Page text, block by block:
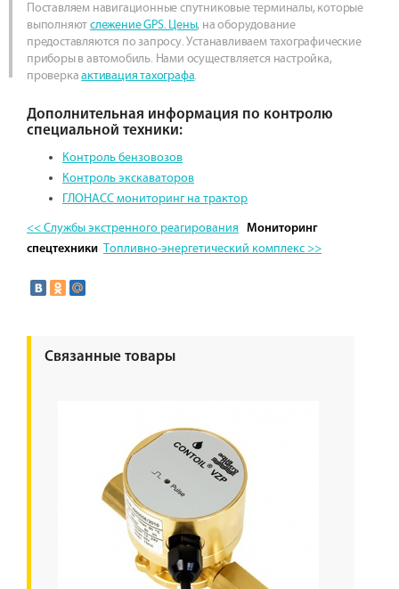
Поставляем навигационные спутниковые терминалы, которые
выполняютслежение GPS. Цены, на оборудование
предоставляются по запросу. Устанавливаем тахографические
приборы в автомобиль. Нами осуществляется настройка,
проверкаактивация тахографа.
Дополнительная информация по контролю
специальной техники:
Контроль бензовозов
Контроль экскаваторов
ГЛОНАСС мониторинг на трактор
<< Службы экстренного реагирования
Мониторинг
спецтехники Топливно-энергетический комплекс >>
Связанные товары